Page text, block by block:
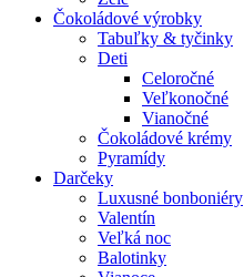
Čokoládové výrobky
Tabuľky & tyčinky
Deti
Celoročné
Veľkonočné
Vianočné
Čokoládové krémy
Pyramídy
Darčeky
Luxusné bonboniéry
Valentín
Veľká noc
Balotinky